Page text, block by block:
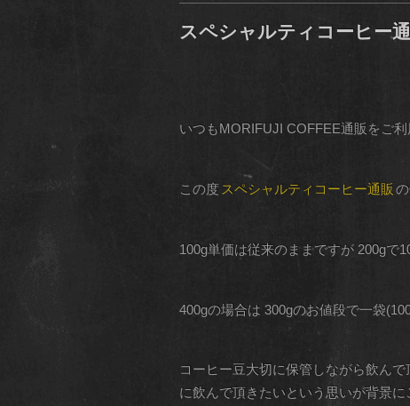
スペシャルティコーヒー
いつもMORIFUJI COFFEE通販をご
この度 スペシャルティコーヒー通販
100g単価は従来のままですが 200gで
400gの場合は 300gのお値段で一袋
コーヒー豆大切に保管しながら飲ん
に飲んで頂きたいという思いが背景に